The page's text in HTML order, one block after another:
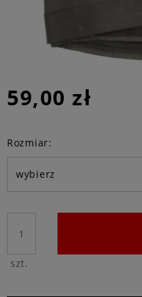
59,00 zł
Rozmiar:
szt.